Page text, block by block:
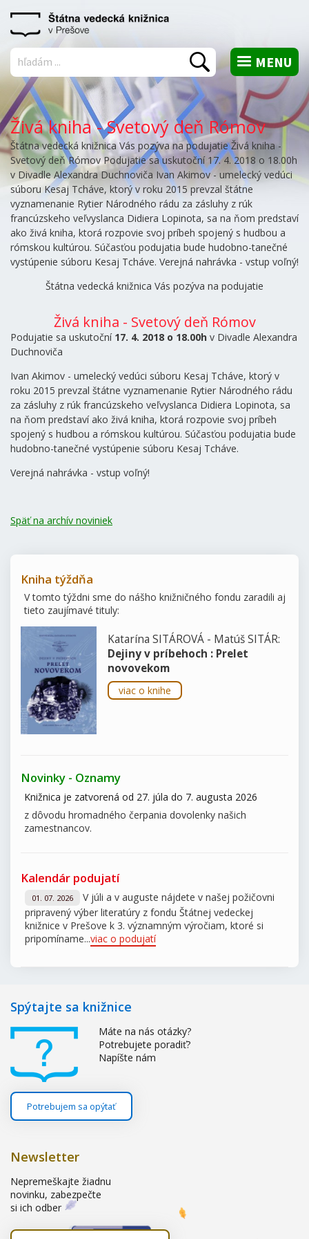
MENU
Vyhľadať
Živá kniha - Svetový deň Rómov
Štátna vedecká knižnica Vás pozýva na podujatie Živá kniha -
Svetový deň Rómov Podujatie sa uskutoční 17. 4. 2018 o 18.00h
v Divadle Alexandra Duchnoviča Ivan Akimov - umelecký vedúci
súboru Kesaj Tcháve, ktorý v roku 2015 prevzal štátne
vyznamenanie Rytier Národného rádu za zásluhy z rúk
francúzskeho veľvyslanca Didiera Lopinota, sa na ňom predstaví
ako živá kniha, ktorá rozpovie svoj príbeh spojený s hudbou a
rómskou kultúrou. Súčasťou podujatia bude hudobno-tanečné
vystúpenie súboru Kesaj Tcháve. Verejná nahrávka - vstup voľný!
Štátna vedecká knižnica Vás pozýva na podujatie
Živá kniha - Svetový deň Rómov
Podujatie sa uskutoční 17. 4. 2018 o 18.00h v Divadle Alexandra
Duchnoviča
Ivan Akimov - umelecký vedúci súboru Kesaj Tcháve, ktorý v
roku 2015 prevzal štátne vyznamenanie Rytier Národného rádu
za zásluhy z rúk francúzskeho veľvyslanca Didiera Lopinota, sa
na ňom predstaví ako živá kniha, ktorá rozpovie svoj príbeh
spojený s hudbou a rómskou kultúrou. Súčasťou podujatia bude
hudobno-tanečné vystúpenie súboru Kesaj Tcháve.
Verejná nahrávka - vstup voľný!
Späť na archív noviniek
Kniha týždňa
V tomto týždni sme do nášho knižničného fondu zaradili aj
tieto zaujímavé tituly:
Katarína SITÁROVÁ - Matúš SITÁR:
Dejiny v príbehoch : Prelet
novovekom
viac o knihe
Novinky - Oznamy
Knižnica je zatvorená od 27. júla do 7. augusta 2026
z dôvodu hromadného čerpania dovolenky našich
zamestnancov.
Kalendár podujatí
01. 07. 2026
V júli a v auguste nájdete v našej požičovni
pripravený výber literatúry z fondu Štátnej vedeckej
knižnice v Prešove k 3. významným výročiam, ktoré si
pripomíname...viac o podujatí
Spýtajte sa knižnice
Máte na nás otázky?
Potrebujete poradiť?
Napíšte nám
Potrebujem sa opýtať
Newsletter
Nepremeškajte žiadnu
novinku, zabezpečte
si ich odber